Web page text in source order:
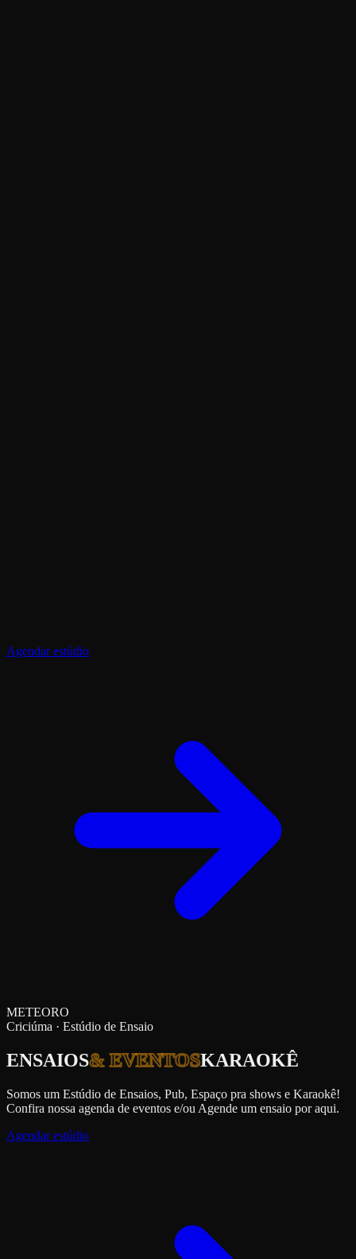
Agendar estúdio
METEORO
Criciúma · Estúdio de Ensaio
ENSAIOS& EVENTOSKARAOKÊ
Somos um Estúdio de Ensaios, Pub, Espaço pra shows e Karaokê!
Confira nossa agenda de eventos e/ou Agende um ensaio por aqui.
Agendar estúdio